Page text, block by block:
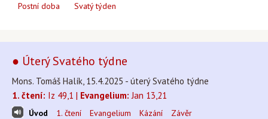
Postní doba Svatý týden
● Úterý Svatého týdne
Mons. Tomáš Halík, 15.4.2025 - úterý Svatého týdne
1. čtení: Iz 49,1 | Evangelium: Jan 13,21
Úvod 1. čtení Evangelium Kázání Závěr